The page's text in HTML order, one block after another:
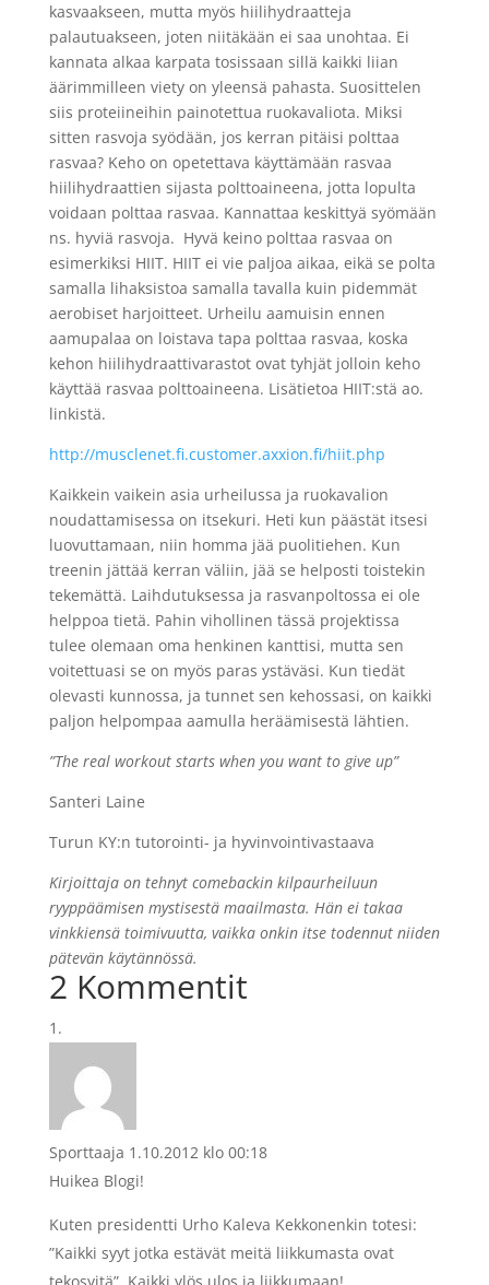
kasvaakseen, mutta myös hiilihydraatteja
palautuakseen, joten niitäkään ei saa unohtaa. Ei
kannata alkaa karpata tosissaan sillä kaikki liian
äärimmilleen viety on yleensä pahasta. Suosittelen
siis proteiineihin painotettua ruokavaliota. Miksi
sitten rasvoja syödään, jos kerran pitäisi polttaa
rasvaa? Keho on opetettava käyttämään rasvaa
hiilihydraattien sijasta polttoaineena, jotta lopulta
voidaan polttaa rasvaa. Kannattaa keskittyä syömään
ns. hyviä rasvoja. Hyvä keino polttaa rasvaa on
esimerkiksi HIIT. HIIT ei vie paljoa aikaa, eikä se polta
samalla lihaksistoa samalla tavalla kuin pidemmät
aerobiset harjoitteet. Urheilu aamuisin ennen
aamupalaa on loistava tapa polttaa rasvaa, koska
kehon hiilihydraattivarastot ovat tyhjät jolloin keho
käyttää rasvaa polttoaineena. Lisätietoa HIIT:stä ao.
linkistä.
http://musclenet.fi.customer.axxion.fi/hiit.php
Kaikkein vaikein asia urheilussa ja ruokavalion
noudattamisessa on itsekuri. Heti kun päästät itsesi
luovuttamaan, niin homma jää puolitiehen. Kun
treenin jättää kerran väliin, jää se helposti toistekin
tekemättä. Laihdutuksessa ja rasvanpoltossa ei ole
helppoa tietä. Pahin vihollinen tässä projektissa
tulee olemaan oma henkinen kanttisi, mutta sen
voitettuasi se on myös paras ystäväsi. Kun tiedät
olevasti kunnossa, ja tunnet sen kehossasi, on kaikki
paljon helpompaa aamulla heräämisestä lähtien.
”The real workout starts when you want to give up”
Santeri Laine
Turun KY:n tutorointi- ja hyvinvointivastaava
Kirjoittaja on tehnyt comebackin kilpaurheiluun
ryyppäämisen mystisestä maailmasta. Hän ei takaa
vinkkiensä toimivuutta, vaikka onkin itse todennut niiden
pätevän käytännössä.
2 Kommentit
Sporttaaja 1.10.2012 klo 00:18
Huikea Blogi!
Kuten presidentti Urho Kaleva Kekkonenkin totesi:
”Kaikki syyt jotka estävät meitä liikkumasta ovat